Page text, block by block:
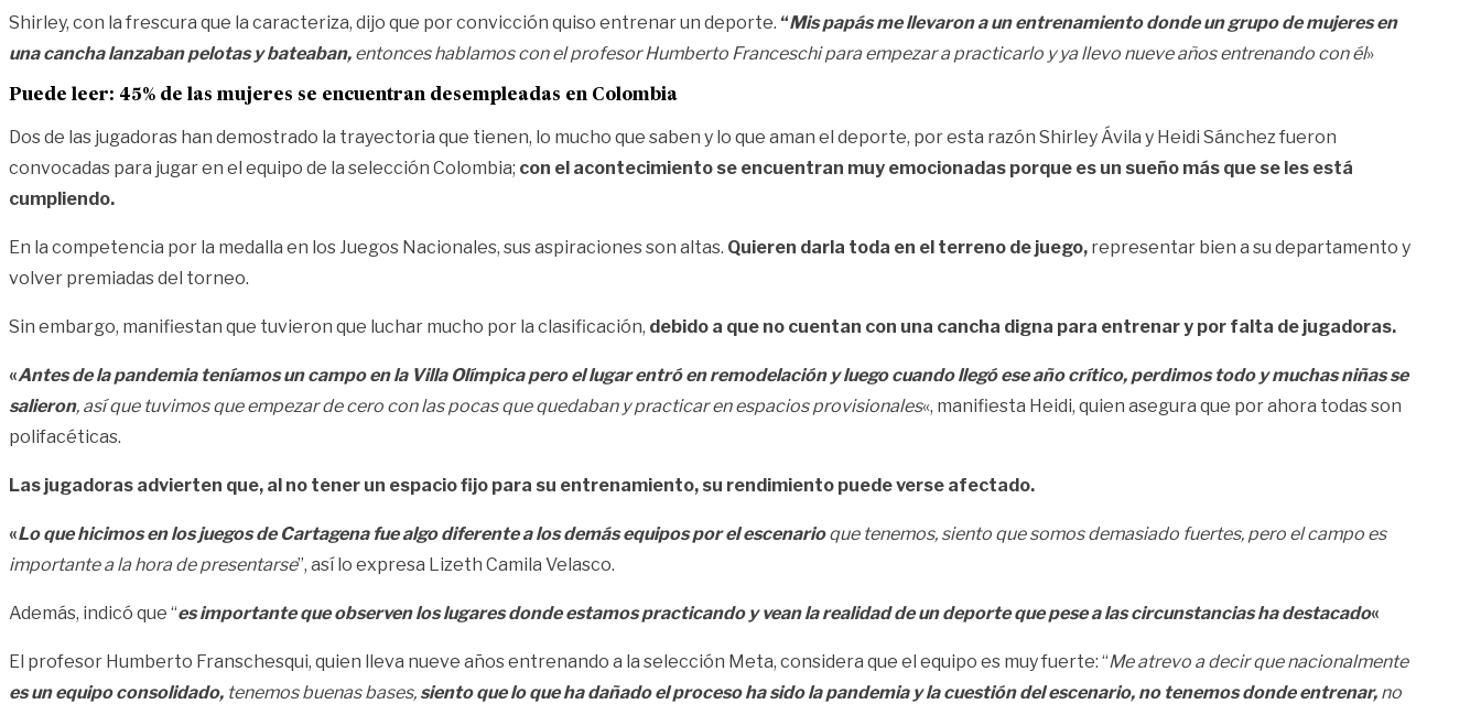
Shirley, con la frescura que la caracteriza, dijo que por convicción quiso entrenar un deporte. “Mis papás me llevaron a un entrenamiento donde un grupo de mujeres en
una cancha lanzaban pelotas y bateaban, entonces hablamos con el profesor Humberto Franceschi para empezar a practicarlo y ya llevo nueve años entrenando con él»
Puede leer: 45% de las mujeres se encuentran desempleadas en Colombia
Dos de las jugadoras han demostrado la trayectoria que tienen, lo mucho que saben y lo que aman el deporte, por esta razón Shirley Ávila y Heidi Sánchez fueron
convocadas para jugar en el equipo de la selección Colombia; con el acontecimiento se encuentran muy emocionadas porque es un sueño más que se les está
cumpliendo.
En la competencia por la medalla en los Juegos Nacionales, sus aspiraciones son altas. Quieren darla toda en el terreno de juego, representar bien a su departamento y
volver premiadas del torneo.
Sin embargo, manifiestan que tuvieron que luchar mucho por la clasificación, debido a que no cuentan con una cancha digna para entrenar y por falta de jugadoras.
«Antes de la pandemia teníamos un campo en la Villa Olímpica pero el lugar entró en remodelación y luego cuando llegó ese año crítico, perdimos todo y muchas niñas se
salieron, así que tuvimos que empezar de cero con las pocas que quedaban y practicar en espacios provisionales«, manifiesta Heidi, quien asegura que por ahora todas son
polifacéticas.
Las jugadoras advierten que, al no tener un espacio fijo para su entrenamiento, su rendimiento puede verse afectado.
«Lo que hicimos en los juegos de Cartagena fue algo diferente a los demás equipos por el escenarioque tenemos, siento que somos demasiado fuertes, pero el campo es
importante a la hora de presentarse”, así lo expresa Lizeth Camila Velasco.
Además, indicó que “es importante que observen los lugares donde estamos practicando y vean la realidad de un deporte que pese a las circunstancias ha destacado«
El profesor Humberto Franschesqui, quien lleva nueve años entrenando a la selección Meta, considera que el equipo es muy fuerte: “Me atrevo a decir que nacionalmente
es un equipo consolidado, tenemos buenas bases, siento que lo que ha dañado el proceso ha sido la pandemia y la cuestión del escenario, no tenemos donde entrenar, no